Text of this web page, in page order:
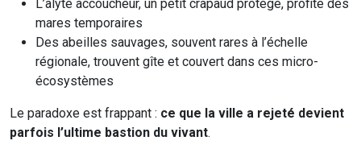
L’alyte accoucheur, un petit crapaud protégé, profite des
mares temporaires
Des abeilles sauvages, souvent rares à l’échelle
régionale, trouvent gîte et couvert dans ces micro-
écosystèmes
Le paradoxe est frappant : ce que la ville a rejeté devient
parfois l’ultime bastion du vivant.